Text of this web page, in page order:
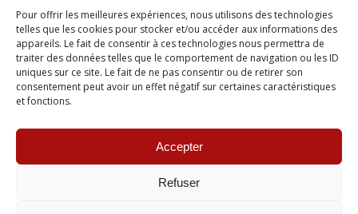
Pour offrir les meilleures expériences, nous utilisons des technologies
telles que les cookies pour stocker et/ou accéder aux informations des
appareils. Le fait de consentir à ces technologies nous permettra de
traiter des données telles que le comportement de navigation ou les ID
uniques sur ce site. Le fait de ne pas consentir ou de retirer son
consentement peut avoir un effet négatif sur certaines caractéristiques
et fonctions.
Accepter
Refuser
Gonflage à l’azote
Réparation des pneus
Stockage de pneus
Montage de pneus